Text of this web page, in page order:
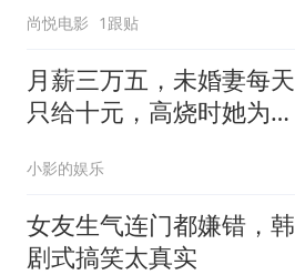
尚悦电影 1跟贴
月薪三万五，未婚妻每天
只给十元，高烧时她为干
小影的娱乐
女友生气连门都嫌错，韩
剧式搞笑太真实